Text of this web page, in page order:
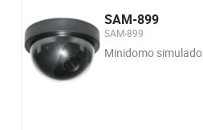
SAM-899
SAM-899
Minidomo simulado